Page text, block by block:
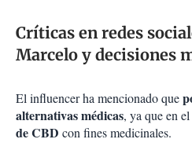
Críticas en redes
Marcelo y decisiones
El influencer ha mencionado que
alternativas médicas, ya que en
de CBD con fines medicinales.